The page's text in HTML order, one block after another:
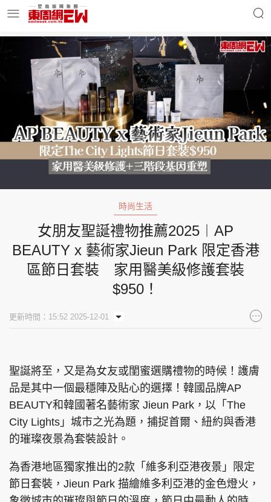
明星名人 時事財經
東周Ladies 優享生活
東周食玩通 會員活動
玄學靈異 東周專欄
PCM 電腦廣場 星島頭條 星島日報
頭條日報 星島環球 The Standard
時尚生活
女朋友聖誕禮物推薦2025︱AP
BEAUTY x 藝術家Jieun Park 限定香港
區節日套裝 家用醫美級修護套裝
$950！
更新時間：15:52 2025-12-01
聖誕將至，又是為女友或閨蜜選購禮物的時候！護膚
品是其中一個最穩陣及貼心的選擇！韓國品牌AP
BEAUTY和韓國著名藝術家 Jieun Park，以「The
City Lights」城市之光為題，捕捉首爾、紐約與香港
的璀璨夜景為套裝設計。
為香港地區獨家推出的2款「維多利亞港夜景」限定
節日套裝，Jieun Park 描繪維多利亞港的金色燈火，